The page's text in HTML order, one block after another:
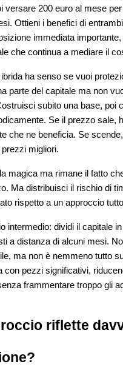
versare 200 euro al mese
Ottieni i benefici di
immediata importante,
che continua a mediare il
ha senso se vuoi
parte del capitale ma non
subito una base, poi
Se il prezzo sale,
che ne beneficia. Se
migliori.
magica ma rimane il fatto
Ma distribuisci il rischio di
rispetto a un approccio
intermedio: dividi il capitale
a distanza di alcuni mesi.
ma non è nemmeno tutto
con pezzi significativi,
frammentare troppo gli
riflette